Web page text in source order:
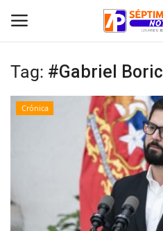
Inicio
Tribunales
Tag: #Gabriel Boric
Crónica